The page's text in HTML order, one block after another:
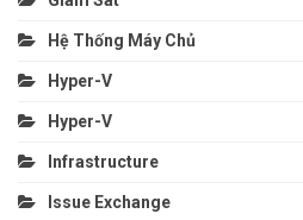
Hệ Thống Máy Chủ
Hyper-V
Hyper-V
Infrastructure
Issue Exchange